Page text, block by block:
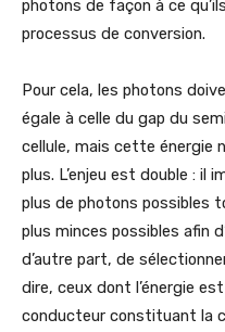
photons de façon à ce
processus de conversion.
Pour cela, les photons
égale à celle du gap du
cellule, mais cette énergie
plus. L’enjeu est double : il
plus de photons possibles
plus minces possibles afin
d’autre part, de
dire, ceux dont l’énergie
conducteur constituant la